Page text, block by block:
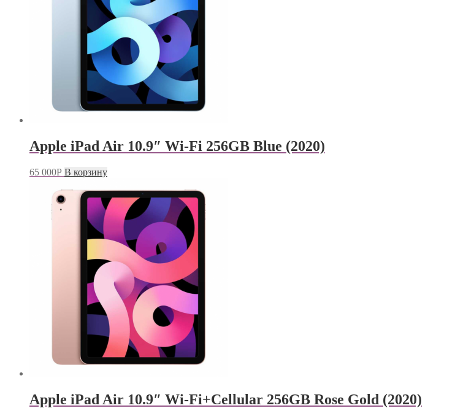
Apple iPad Air 10.9″ Wi-Fi 256GB Blue (2020)
65 000Р В корзину
Apple iPad Air 10.9″ Wi-Fi+Cellular 256GB Rose Gold (2020)